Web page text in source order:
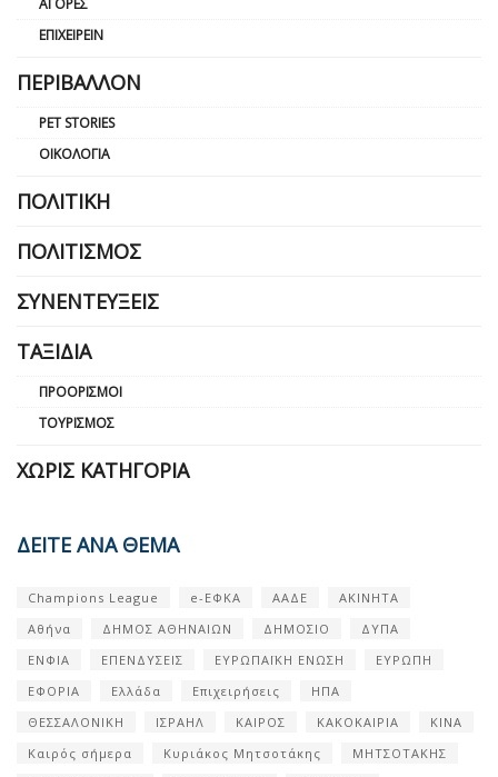
ΑΓΟΡΈΣ
ΕΠΙΧΕΙΡΕΊΝ
ΠΕΡΙΒΆΛΛΟΝ
PET STORIES
ΟΙΚΟΛΟΓΊΑ
ΠΟΛΙΤΙΚΉ
ΠΟΛΙΤΙΣΜΌΣ
ΣΥΝΕΝΤΕΎΞΕΙΣ
ΤΑΞΊΔΙΑ
ΠΡΟΟΡΙΣΜΟΊ
ΤΟΥΡΙΣΜΌΣ
ΧΩΡΊΣ ΚΑΤΗΓΟΡΊΑ
ΔΕΙΤΕ ΑΝΑ ΘΕΜΑ
Champions League e-ΕΦΚΑ ΑΑΔΕ
ΑΚΙΝΗΤΑ
Αθήνα
ΔΗΜΟΣ ΑΘΗΝΑΙΩΝ ΔΗΜΟΣΙΟ
ΔΥΠΑ
ΕΝΦΙΑ
ΕΠΕΝΔΥΣΕΙΣ ΕΥΡΩΠΑΪΚΗ ΕΝΩΣΗ
ΕΥΡΩΠΗ
ΕΦΟΡΙΑ
Ελλάδα Επιχειρήσεις
ΗΠΑ
ΘΕΣΣΑΛΟΝΙΚΗ
ΙΣΡΑΗΛ ΚΑΙΡΟΣ ΚΑΚΟΚΑΙΡΙΑ
ΚΙΝΑ
Καιρός σήμερα
Κυριάκος Μητσοτάκης
ΜΗΤΣΟΤΑΚΗΣ